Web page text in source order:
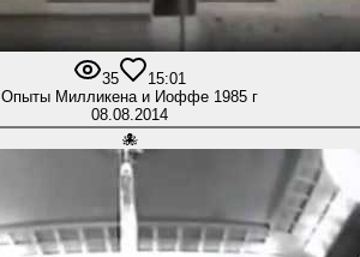
35 15:01
Опыты Милликена и Иоффе 1985 г
08.08.2014
🐙